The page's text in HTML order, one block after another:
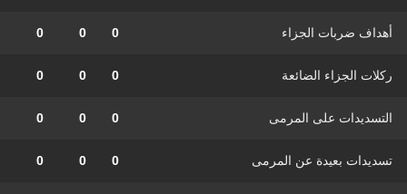
أهداف ضربات الجزاء 0
0
0
ركلات الجزاء الضائعة 0
0
0
التسديدات على المرمى 0
0
0
تسديدات بعيدة عن المرمى 0
0
0